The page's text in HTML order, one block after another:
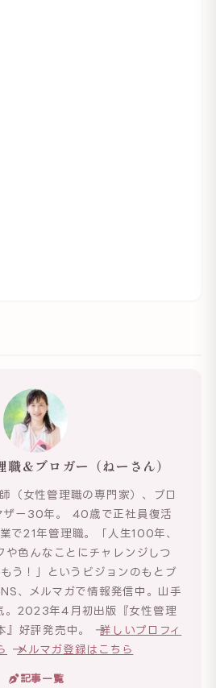
職＆ブロガー（ねーさん）
（女性管理職の専門家）、ブロ
ザー30年。 40歳で正社員復活
で21年管理職。「人生100年、
や色んなことにチャレンジしつ
う！」というビジョンのもとブ
、メルマガで情報発信中。山手
。2023年4月初出版『女性管理
』好評発売中。 →詳しいプロフィ
→メルマガ登録はこちら
記事一覧